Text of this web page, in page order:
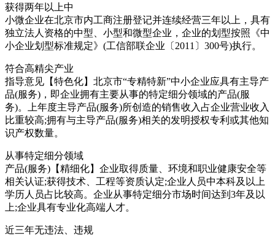
获得两年以上中
小微企业在北京市内工商注册登记并连续经营三年以上，具有
独立法人资格的中型、小型和微型企业，企业的划型按照《中
小企业划型标准规定》(工信部联企业〔2011〕300号)执行。
符合高精尖产业
指导意见 【特色化】北京市“专精特新”中小企业应具有主导产
品(服务)，即企业拥有主要从事的特定细分领域的产品(服
务)。上年度主导产品(服务)所创造的销售收入占企业营业收入
比重较高;拥有与主导产品(服务)相关的发明授权专利或其他知
识产权数量。
从事特定细分领域
产品(服务) 【精细化】企业取得质量、环境和职业健康安全等
相关认证;获得技术、工程等资质认定;企业人员中本科及以上
学历人员占比较高。企业从事特定细分市场时间达到3年及以
上;企业具有专业化高端人才。
近三年无违法、违规